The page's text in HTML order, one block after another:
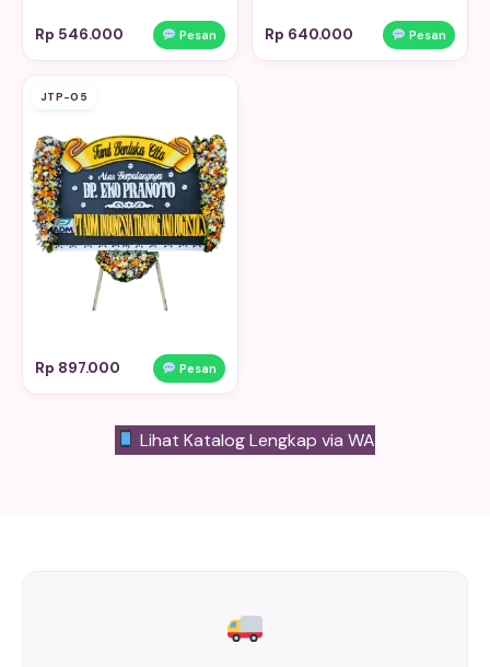
Rp 546.000 Pesan Rp 640.000 Pesan
JTP-05
Rp 897.000 Pesan
Lihat Katalog Lengkap via WA